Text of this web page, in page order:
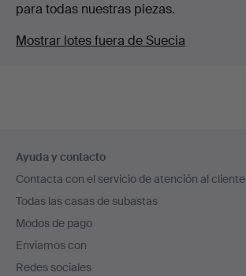
para todas nuestras piezas.
Mostrar lotes fuera de Suecia
en
el
pie
de
página
Ayuda y contacto
Contacta con el servicio de atención al cliente
Todas las casas de subastas
Modos de pago
Enviamos con
Redes sociales